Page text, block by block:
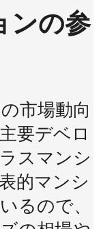
ンの参
市場動向
要デベロ
スマンシ
的マンシ
るので、